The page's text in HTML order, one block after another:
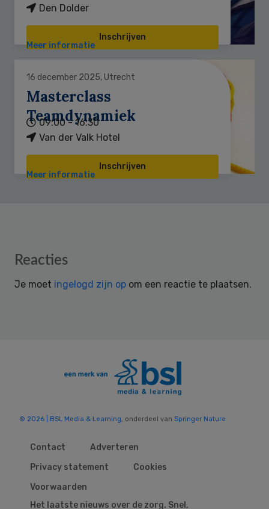
Den Dolder
Inschrijven
Meer informatie
16 december 2025, Utrecht
Masterclass
Teamdynamiek
09:00 - 16:30
Van der Valk Hotel
Inschrijven
Meer informatie
Reader
Reacties
Je moet ingelogd zijn op om een reactie te plaatsen.
© 2026 | BSL Media & Learning, onderdeel van Springer Nature
Contact
Adverteren
Privacy statement
Cookies
Voorwaarden
Het laatste nieuws over de zorg. Snel,